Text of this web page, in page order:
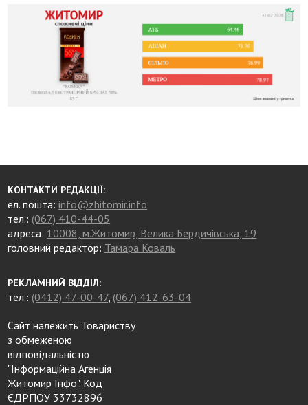
КОНТАКТИ РЕДАКЦІЇ:
ел. пошта:info@zhitomir.info
тел.: (067) 410-44-05
адреса: 10008, м.Житомир, Велика Бердичівська, 19
головний редактор: Тамара Коваль
РЕКЛАМНИЙ ВІДДІЛ:
тел.: (0412) 47-00-47, (067) 412-63-04
Сайт належить Товариству
з обмеженою
відповідальністю
"Інформаційна Агенція
Житомир Інфо". Код
ЄДРПОУ 33732896